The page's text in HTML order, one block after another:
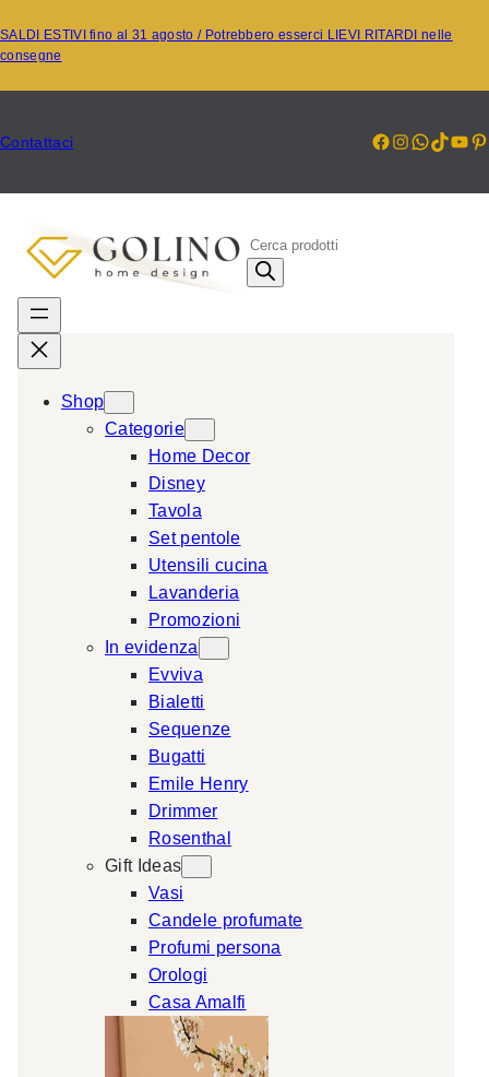
al
contenuto
SALDI ESTIVI fino al 31 agosto / Potrebbero esserci LIEVI RITARDI nelle
consegne
Contattaci Facebook
P
s
c
Shop
Categorie
Home Decor
Disney
Tavola
Set pentole
Utensili cucina
Lavanderia
Promozioni
In evidenza
Evviva
Bialetti
Sequenze
Bugatti
Emile Henry
Drimmer
Rosenthal
Gift Ideas
Vasi
Candele profumate
Profumi persona
Orologi
Casa Amalfi